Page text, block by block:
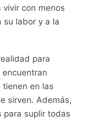
con menos
su labor y a la
para
encuentran
en las
sirven. Además,
para suplir todas